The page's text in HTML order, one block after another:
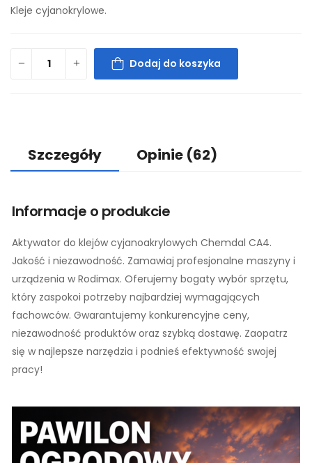
Kleje cyjanokrylowe.
Dodaj do koszyka
Szczegóły Opinie (62)
Informacje o produkcie
Aktywator do klejów cyjanoakrylowych Chemdal CA4.
Jakość i niezawodność. Zamawiaj profesjonalne maszyny i
urządzenia w Rodimax. Oferujemy bogaty wybór sprzętu,
który zaspokoi potrzeby najbardziej wymagających
fachowców. Gwarantujemy konkurencyjne ceny,
niezawodność produktów oraz szybką dostawę. Zaopatrz
się w najlepsze narzędzia i podnieś efektywność swojej
pracy!